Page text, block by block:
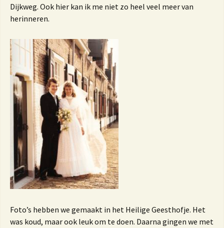
Dijkweg. Ook hier kan ik me niet zo heel veel meer van
herinneren.
Foto’s hebben we gemaakt in het Heilige Geesthofje. Het
was koud, maar ook leuk om te doen. Daarna gingen we met